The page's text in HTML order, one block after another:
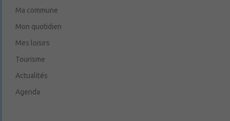
Ma commune
Mon quotidien
Mes loisirs
Tourisme
Actualités
Agenda